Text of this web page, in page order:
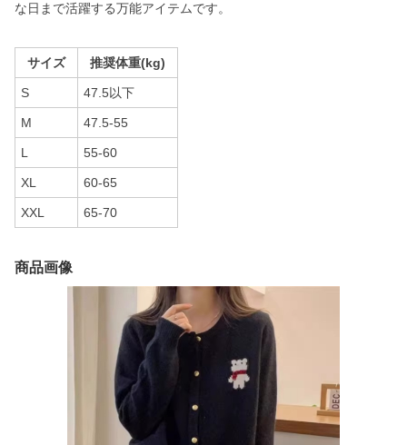
な日まで活躍する万能アイテムです。
サイズ 推奨体重(kg)
S 47.5以下
M 47.5-55
L 55-60
XL 60-65
XXL 65-70
商品画像